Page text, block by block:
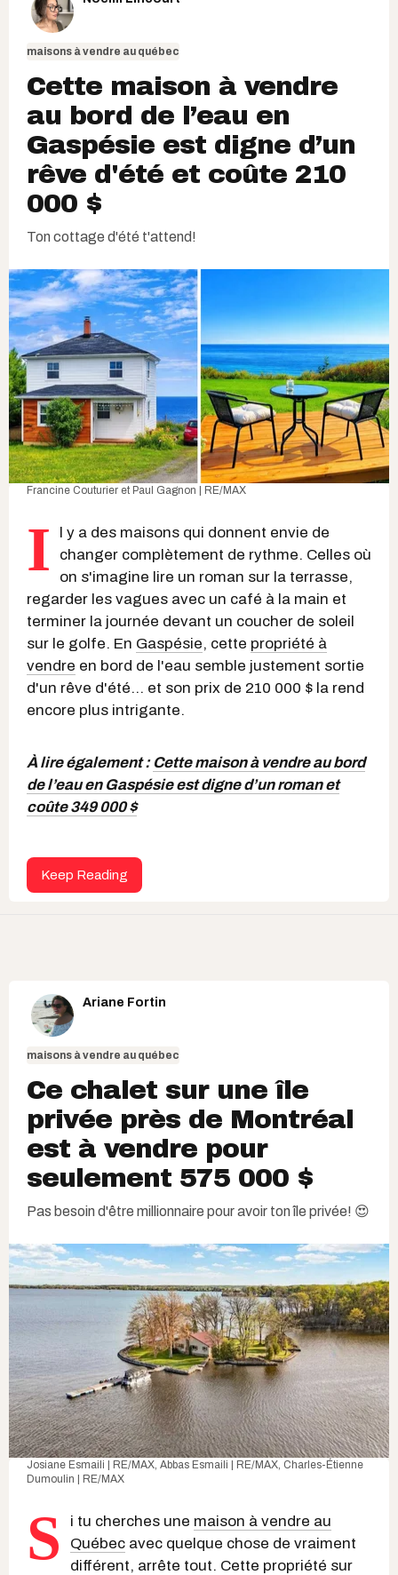
maisons à vendre au québec
Cette maison à vendre
au bord de l’eau en
Gaspésie est digne d’un
rêve d'été et coûte 210
000 $
Ton cottage d'été t'attend!
Francine Couturier et Paul Gagnon | RE/MAX
I
l y a des maisons qui donnent envie de
changer complètement de rythme. Celles où
on s'imagine lire un roman sur la terrasse,
regarder les vagues avec un café à la main et
terminer la journée devant un coucher de soleil
sur le golfe. En Gaspésie, cette propriété à
vendre en bord de l'eau semble justement sortie
d'un rêve d'été... et son prix de 210 000 $ la rend
encore plus intrigante.
À lire également : Cette maison à vendre au bord
de l’eau en Gaspésie est digne d’un roman et
coûte 349 000 $
Keep Reading
Ariane Fortin
maisons à vendre au québec
Ce chalet sur une île
privée près de Montréal
est à vendre pour
seulement 575 000 $
Pas besoin d'être millionnaire pour avoir ton île privée! 😍
Josiane Esmaili | RE/MAX, Abbas Esmaili | RE/MAX, Charles-Étienne
Dumoulin | RE/MAX
S i tu cherches une maison à vendre au
Québec avec quelque chose de vraiment
différent, arrête tout. Cette propriété sur